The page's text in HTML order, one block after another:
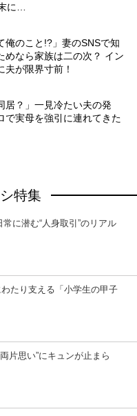
に…
俺のこと!?」妻のSNSで知
なら家族は二の次？ イン
夫が限界寸前！
居？」一見冷たい夫の発
実母を強引に連れてきた
特集
に潜む“人身取引”のリアル
たり支える「小学生の甲子
片思い”にキュンが止まら